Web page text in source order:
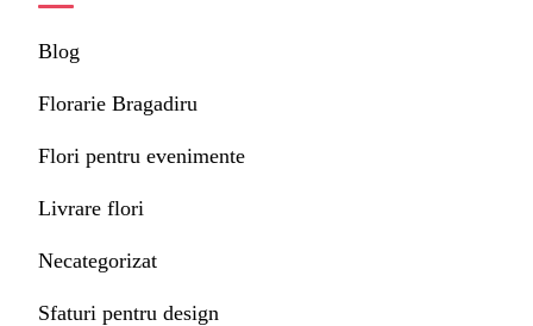
Blog
Florarie Bragadiru
Flori pentru evenimente
Livrare flori
Necategorizat
Sfaturi pentru design